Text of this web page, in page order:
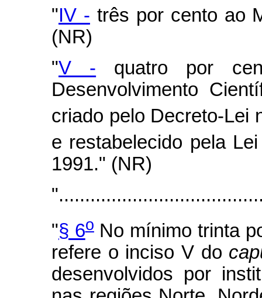
"IV - três por cento ao
(NR)
"V - quatro por
Desenvolvimento
criado pelo Decreto-Lei
e restabelecido pela
1991." (NR)
"§ 6oNo mínimo trinta
refere o inciso V do
desenvolvidos por